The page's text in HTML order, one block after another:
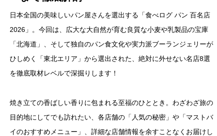
日本全国の美味しいパン屋さんを選出する「食べログ パン 百名店
2026」。今回は、広大な大自然が育む良質な小麦や乳製品の宝庫
「北海道」、そして独自のパン食文化や実力派ブーランジェリーが
ひしめく「東北エリア」から選出された、絶対に外せない名店8選
を徹底取材レベルで深掘りします！
焼き立ての香ばしい香りに包まれる至福のひととき。わざわざ旅の
目的地にしてでも訪れたい、各店舗の「人気の秘密」や「マストバ
イのおすすめメニュー」、詳細な店舗情報を余すことなくお届けし